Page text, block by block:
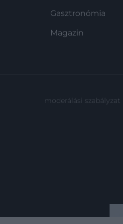
Gasztronómia
Magazin
moderálási szabályzat